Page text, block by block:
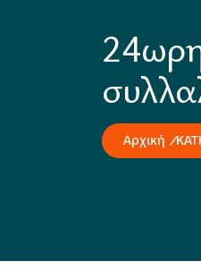
Αρχική